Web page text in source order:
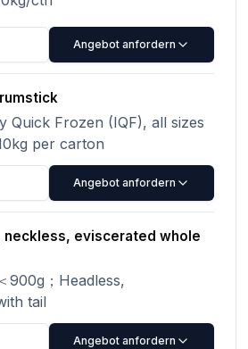
Angebot anfordern
Quick Frozen (IQF), all sizes
per carton
Angebot anfordern
neckless, eviscerated whole
900g；Headless,
tail
Angebot anfordern